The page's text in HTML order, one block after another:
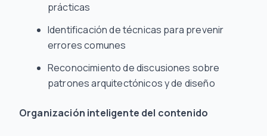
prácticas
Identificación de técnicas para prevenir
errores comunes
Reconocimiento de discusiones sobre
patrones arquitectónicos y de diseño
Organización inteligente del contenido